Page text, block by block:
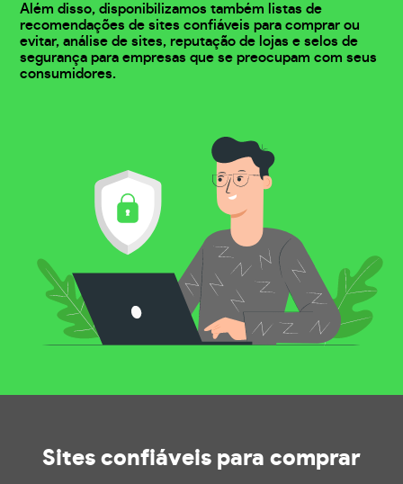
Além disso, disponibilizamos também listas de
recomendações de sites confiáveis para comprar ou
evitar, análise de sites, reputação de lojas e selos de
segurança para empresas que se preocupam com seus
consumidores.
Sites confiáveis para comprar